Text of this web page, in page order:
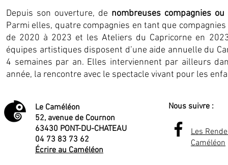
Depuis son ouverture, de nombreuses compagnies
Parmi elles, quatre compagnies en tant que
de 2020 à 2023 et les Ateliers du Capricorne en
équipes artistiques disposent d’une aide annuelle du
4 semaines par an. Elles interviennent par ailleurs
année, la rencontre avec le spectacle vivant pour les
Le Caméléon
52, avenue de Cournon
63430 PONT-DU-CHATEAU
04 73 83 73 62
Écrire au Caméléon
Nous suivre :
Les
Caméléon